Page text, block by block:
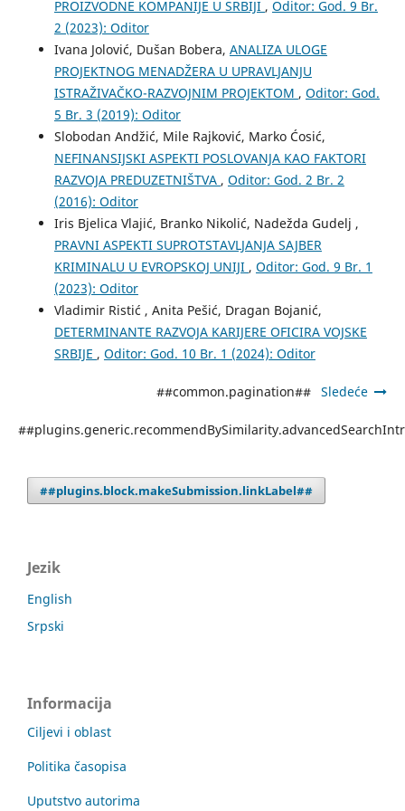
PROIZVODNE KOMPANIJE U SRBIJI , Oditor: God. 9 Br.
2 (2023): Oditor
Ivana Jolović, Dušan Bobera, ANALIZA ULOGE
PROJEKTNOG MENADŽERA U UPRAVLJANJU
ISTRAŽIVAČKO-RAZVOJNIM PROJEKTOM , Oditor: God.
5 Br. 3 (2019): Oditor
Slobodan Andžić, Mile Rajković, Marko Ćosić,
NEFINANSIJSKI ASPEKTI POSLOVANJA KAO FAKTORI
RAZVOJA PREDUZETNIŠTVA , Oditor: God. 2 Br. 2
(2016): Oditor
Iris Bjelica Vlajić, Branko Nikolić, Nadežda Gudelj ,
PRAVNI ASPEKTI SUPROTSTAVLJANJA SAJBER
KRIMINALU U EVROPSKOJ UNIJI , Oditor: God. 9 Br. 1
(2023): Oditor
Vladimir Ristić , Anita Pešić, Dragan Bojanić,
DETERMINANTE RAZVOJA KARIJERE OFICIRA VOJSKE
SRBIJE , Oditor: God. 10 Br. 1 (2024): Oditor
##common.pagination## Sledeće
##plugins.block.makeSubmission.linkLabel##
Jezik
English
Srpski
Informacija
Ciljevi i oblast
Politika časopisa
Uputstvo autorima